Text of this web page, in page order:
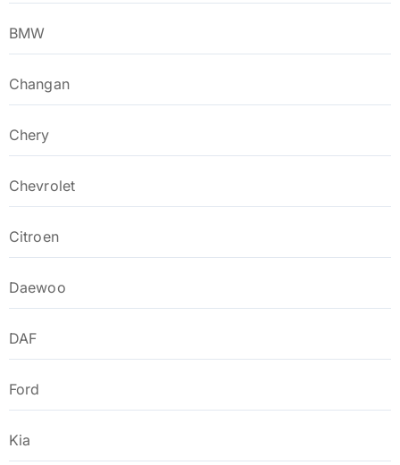
BMW
Changan
Chery
Chevrolet
Citroen
Daewoo
DAF
Ford
Kia